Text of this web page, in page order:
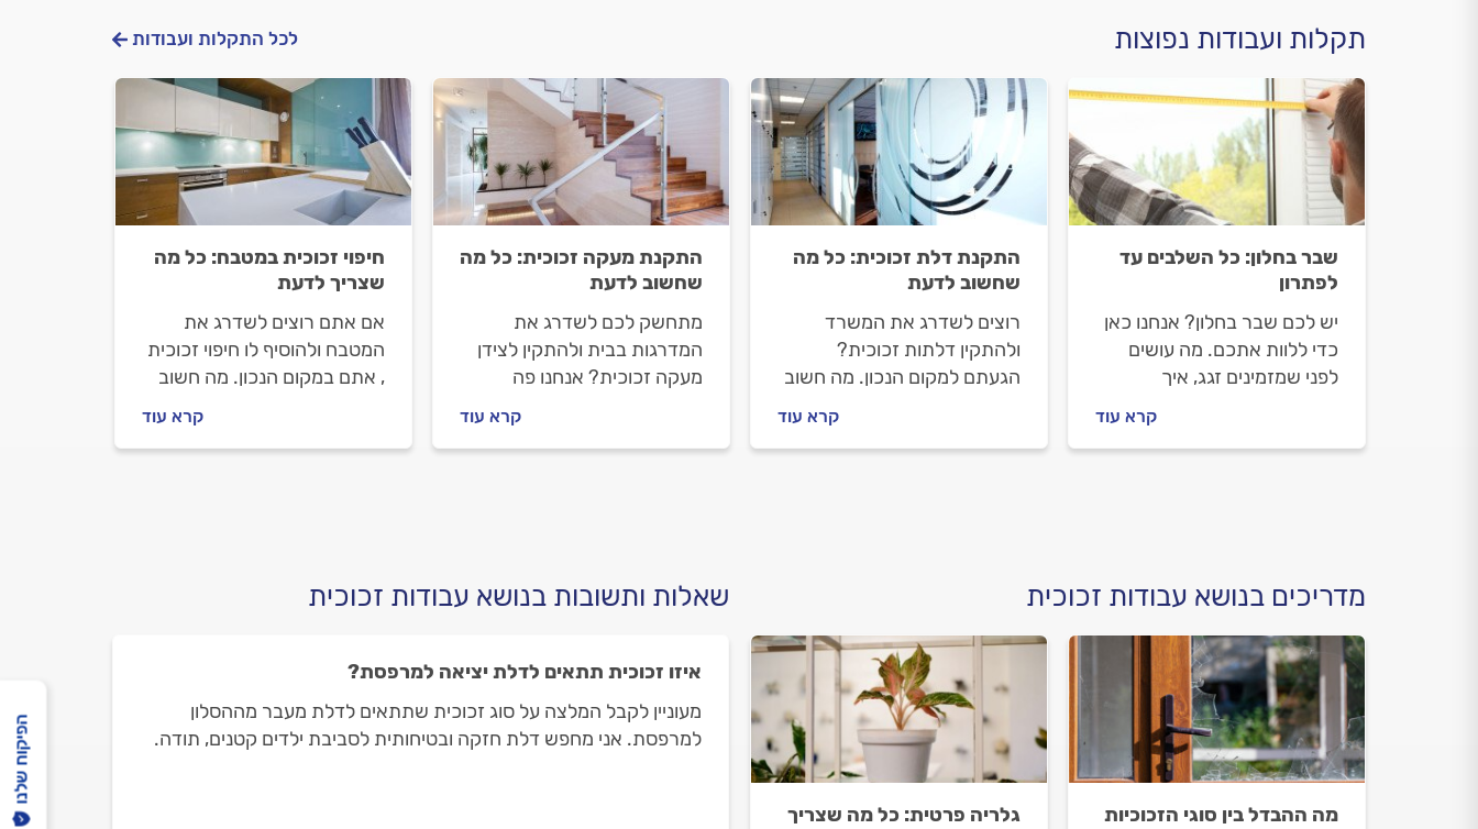
תקלות ועבודות נפוצות לכל התקלות ועבודות
שבר בחלון: כל השלבים עד
לפתרון
יש לכם שבר בחלון? אנחנו כאן
כדי ללוות אתכם. מה עושים
לפני שמזמינים זגג, איך
התיקון? כל התשובות לפניכם
קרא עוד
התקנת דלת זכוכית: כל מה
שחשוב לדעת
רוצים לשדרג את המשרד
ולהתקין דלתות זכוכית?
הגעתם למקום הנכון. מה חשוב
מתנהלים מולו וכמה זה יעלה
לכם? כל התשובות בפנים.
קרא עוד
התקנת מעקה זכוכית: כל מה
שחשוב לדעת
מתחשק לכם לשדרג את
המדרגות בבית ולהתקין לצידן
מעקה זכוכית? אנחנו פה
שמזמינים זגג, איך מתנהלים
מולו וכמה זה יעלה לכם? כל
קרא עוד
חיפוי זכוכית במטבח: כל מה
שצריך לדעת
אם אתם רוצים לשדרג את
המטבח ולהוסיף לו חיפוי זכוכית
, אתם במקום הנכון. מה חשוב
זכוכית, איך מתנהלים מולו וכמה
זה יעלה לכם? כל התשובות
קרא עוד
מדריכים בנושא עבודות זכוכית
מה ההבדל בין סוגי הזכוכיות
גלריה פרטית: כל מה שצריך
שאלות ותשובות בנושא עבודות זכוכית
איזו זכוכית תתאים לדלת יציאה למרפסת?
מעוניין לקבל המלצה על סוג זכוכית שתתאים לדלת מעבר מההסלון
למרפסת. אני מחפש דלת חזקה ובטיחותית לסביבת ילדים קטנים, תודה.
הפיקוח שלנו